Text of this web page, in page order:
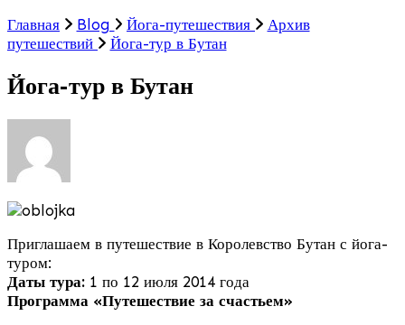
Главная
Blog Йога-путешествия
Архив
путешествий
Йога-тур в Бутан
Йога-тур в Бутан
Приглашаем в путешествие в Королевство Бутан с йога-
туром:
Даты тура: 1 по 12 июля 2014 года
Программа «Путешествие за счастьем»